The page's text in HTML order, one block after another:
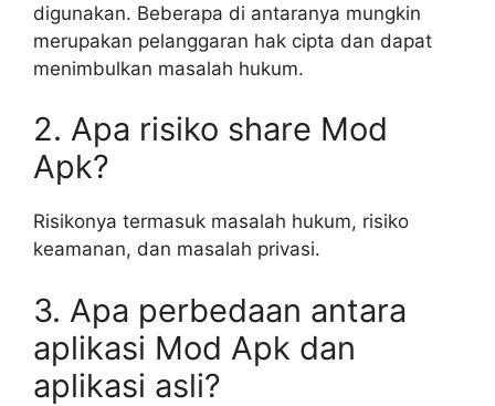
digunakan. Beberapa di antaranya mungkin
merupakan pelanggaran hak cipta dan dapat
menimbulkan masalah hukum.
2. Apa risiko share Mod
Apk?
Risikonya termasuk masalah hukum, risiko
keamanan, dan masalah privasi.
3. Apa perbedaan antara
aplikasi Mod Apk dan
aplikasi asli?